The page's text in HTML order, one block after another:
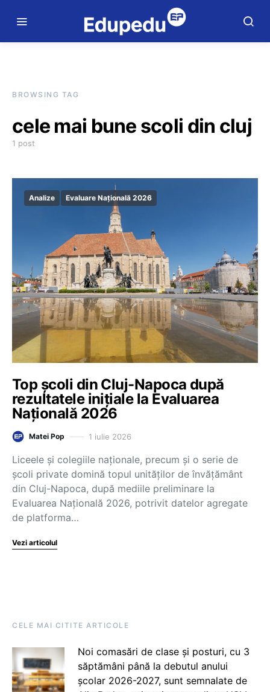
BROWSING TAG
cele mai bune scoli din cluj
1 post
Analize Evaluare Națională 2026
Top școli din Cluj-Napoca după
rezultatele inițiale la Evaluarea
Națională 2026
Matei Pop 1 iulie 2026
Liceele și colegiile naționale, precum și o serie de
școli private domină topul unităților de învățământ
din Cluj-Napoca, după mediile preliminare la
Evaluarea Națională 2026, potrivit datelor agregate
de platforma…
Vezi articolul
CELE MAI CITITE ARTICOLE
Noi comasări de clase și posturi, cu 3
săptămâni până la debutul anului
școlar 2026-2027, sunt semnalate de